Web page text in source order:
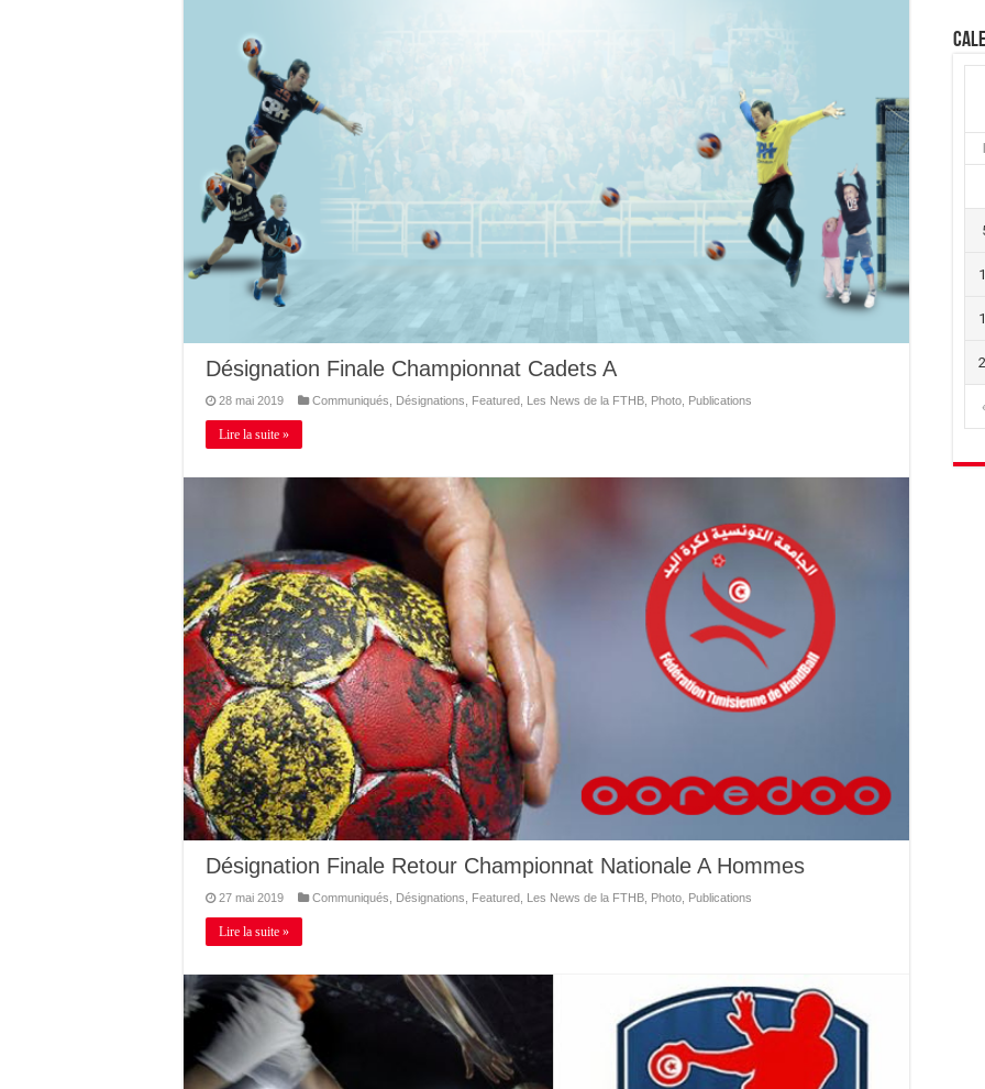
Désignation Finale Championnat Cadets A
28 mai 2019 Communiqués Désignations Featured Les News de la FTHB Photo Publications
Lire la suite »
Désignation Finale Retour Championnat Nationale A Hommes
27 mai 2019 Communiqués Désignations Featured Les News de la FTHB Photo Publications
Lire la suite »
L